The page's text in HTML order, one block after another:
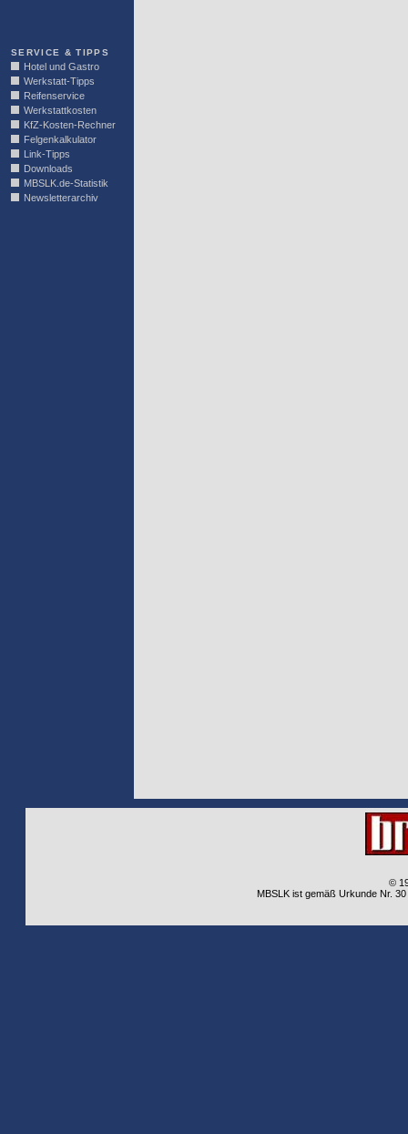
SERVICE & TIPPS
Hotel und Gastro
Werkstatt-Tipps
Reifenservice
Werkstattkosten
KfZ-Kosten-Rechner
Felgenkalkulator
Link-Tipps
Downloads
MBSLK.de-Statistik
Newsletterarchiv
©
MBSLK ist gemäß Urkunde Nr.